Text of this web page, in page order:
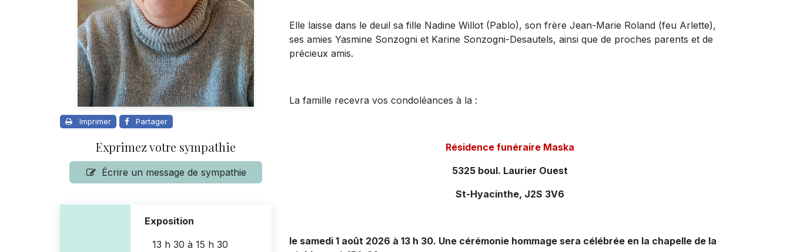
Imprimer Partager
Exprimez votre sympathie
Écrire un message de sympathie
Exposition
13 h 30 à 15 h 30
Elle laisse dans le deuil sa fille Nadine Willot (Pablo), son frère Jean-Marie Roland (feu Arlette),
ses amies Yasmine Sonzogni et Karine Sonzogni-Desautels, ainsi que de proches parents et de
précieux amis.
La famille recevra vos condoléances à la :
Résidence funéraire Maska
5325 boul. Laurier Ouest
St-Hyacinthe, J2S 3V6
le samedi 1 août 2026 à 13 h 30. Une cérémonie hommage sera célébrée en la chapelle de la